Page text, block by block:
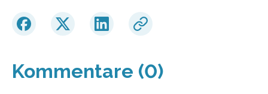
Kommentare (0)